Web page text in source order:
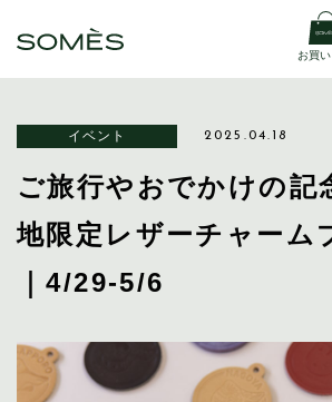
お買
イベント 2025.04.18
ご旅行やおでかけの記
地限定レザーチャーム
｜4/29-5/6